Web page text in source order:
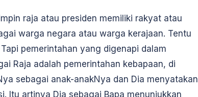
raja atau presiden memiliki rakyat atau
warga negara atau warga kerajaan. Tentu
pemerintahan yang digenapi dalam
Raja adalah pemerintahan kebapaan, di
sebagai anak-anakNya dan Dia menyatakan
Itu artinya Dia sebagai Bapa menunjukkan